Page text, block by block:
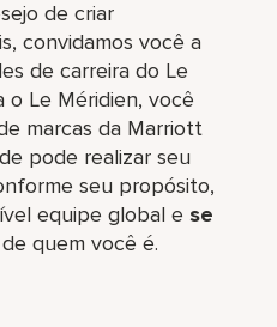
de criar
convidamos você a
de carreira do Le
o Le Méridien, você
marcas da Marriott
pode realizar seu
seu propósito,
equipe global​ e se
quem você é.